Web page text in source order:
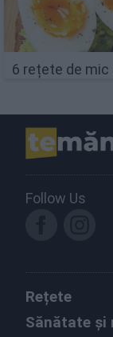
6 rețete de mic
Follow Us
Rețete
Sănătate și